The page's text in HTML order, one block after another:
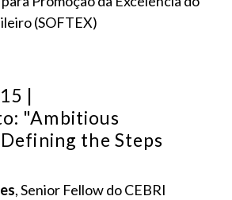
(SOFTEX)
|
"Ambitious
the Steps
, Senior Fellow do CEBRI